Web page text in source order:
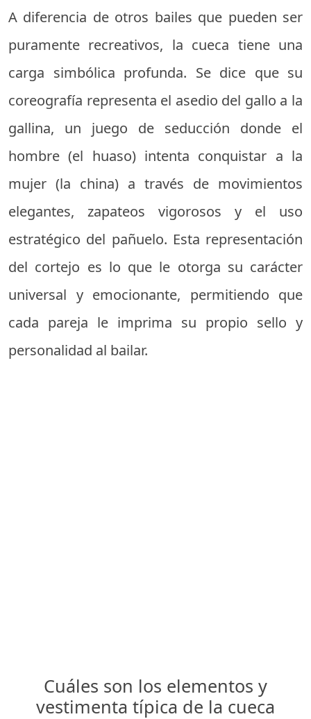
A diferencia de otros bailes que pueden ser
puramente recreativos, la cueca tiene una
carga simbólica profunda. Se dice que su
coreografía representa el asedio del gallo a la
gallina, un juego de seducción donde el
hombre (el huaso) intenta conquistar a la
mujer (la china) a través de movimientos
elegantes, zapateos vigorosos y el uso
estratégico del pañuelo. Esta representación
del cortejo es lo que le otorga su carácter
universal y emocionante, permitiendo que
cada pareja le imprima su propio sello y
personalidad al bailar.
Cuáles son los elementos y
vestimenta típica de la cueca